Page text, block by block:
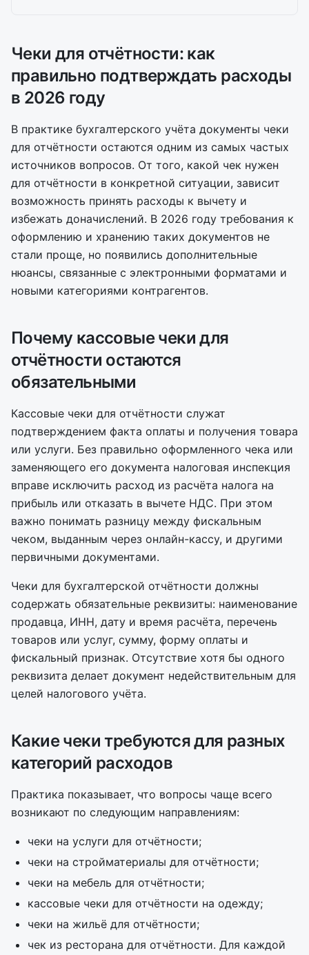
Чеки для отчётности: как
правильно подтверждать расходы
в 2026 году
В практике бухгалтерского учёта документы чеки
для отчётности остаются одним из самых частых
источников вопросов. От того, какой чек нужен
для отчётности в конкретной ситуации, зависит
возможность принять расходы к вычету и
избежать доначислений. В 2026 году требования к
оформлению и хранению таких документов не
стали проще, но появились дополнительные
нюансы, связанные с электронными форматами и
новыми категориями контрагентов.
Почему кассовые чеки для
отчётности остаются
обязательными
Кассовые чеки для отчётности служат
подтверждением факта оплаты и получения товара
или услуги. Без правильно оформленного чека или
заменяющего его документа налоговая инспекция
вправе исключить расход из расчёта налога на
прибыль или отказать в вычете НДС. При этом
важно понимать разницу между фискальным
чеком, выданным через онлайн-кассу, и другими
первичными документами.
Чеки для бухгалтерской отчётности должны
содержать обязательные реквизиты: наименование
продавца, ИНН, дату и время расчёта, перечень
товаров или услуг, сумму, форму оплаты и
фискальный признак. Отсутствие хотя бы одного
реквизита делает документ недействительным для
целей налогового учёта.
Какие чеки требуются для разных
категорий расходов
Практика показывает, что вопросы чаще всего
возникают по следующим направлениям:
чеки на услуги для отчётности;
чеки на стройматериалы для отчётности;
чеки на мебель для отчётности;
кассовые чеки для отчётности на одежду;
чеки на жильё для отчётности;
чек из ресторана для отчётности. Для каждой